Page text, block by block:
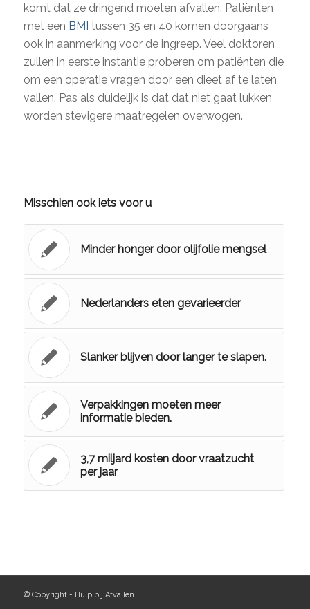
komt dat ze dringend moeten afvallen. Patiënten
met een BMI tussen 35 en 40 komen doorgaans
ook in aanmerking voor de ingreep. Veel doktoren
zullen in eerste instantie proberen om patiënten die
om een operatie vragen door een dieet af te laten
vallen. Pas als duidelijk is dat dat niet gaat lukken
worden stevigere maatregelen overwogen.
Misschien ook iets voor u
Minder honger door olijfolie mengsel
Nederlanders eten gevarieerder
Slanker blijven door langer te slapen.
Verpakkingen moeten meer
informatie bieden.
3,7 miljard kosten door vraatzucht
per jaar
© Copyright - Hulp bij Afvallen